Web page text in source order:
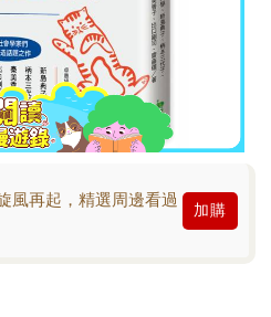
風再起，精選周邊看過
加購